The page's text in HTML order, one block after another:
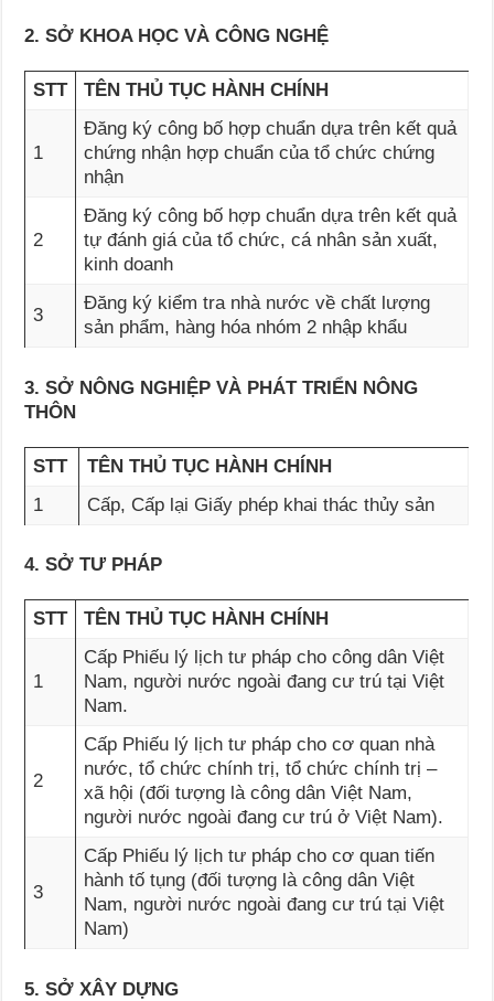
2. SỞ KHOA HỌC VÀ CÔNG NGHỆ
STT TÊN THỦ TỤC HÀNH CHÍNH
1
Đăng ký công bố hợp chuẩn dựa trên kết quả
chứng nhận hợp chuẩn của tổ chức chứng
nhận
2
Đăng ký công bố hợp chuẩn dựa trên kết quả
tự đánh giá của tổ chức, cá nhân sản xuất,
kinh doanh
3
Đăng ký kiểm tra nhà nước về chất lượng
sản phẩm, hàng hóa nhóm 2 nhập khẩu
3. SỞ NÔNG NGHIỆP VÀ PHÁT TRIỂN NÔNG
THÔN
STT
TÊN THỦ TỤC HÀNH CHÍNH
1
Cấp, Cấp lại Giấy phép khai thác thủy sản
4. SỞ TƯ PHÁP
STT TÊN THỦ TỤC HÀNH CHÍNH
1
Cấp Phiếu lý lịch tư pháp cho công dân Việt
Nam, người nước ngoài đang cư trú tại Việt
Nam.
2
Cấp Phiếu lý lịch tư pháp cho cơ quan nhà
nước, tổ chức chính trị, tổ chức chính trị –
xã hội (đối tượng là công dân Việt Nam,
người nước ngoài đang cư trú ở Việt Nam).
3
Cấp Phiếu lý lịch tư pháp cho cơ quan tiến
hành tố tụng (đối tượng là công dân Việt
Nam, người nước ngoài đang cư trú tại Việt
Nam)
5. SỞ XÂY DỰNG